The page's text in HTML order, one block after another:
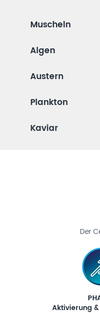
Muscheln
Algen
Austern
Plankton
Kaviar
Der
Aktivierung